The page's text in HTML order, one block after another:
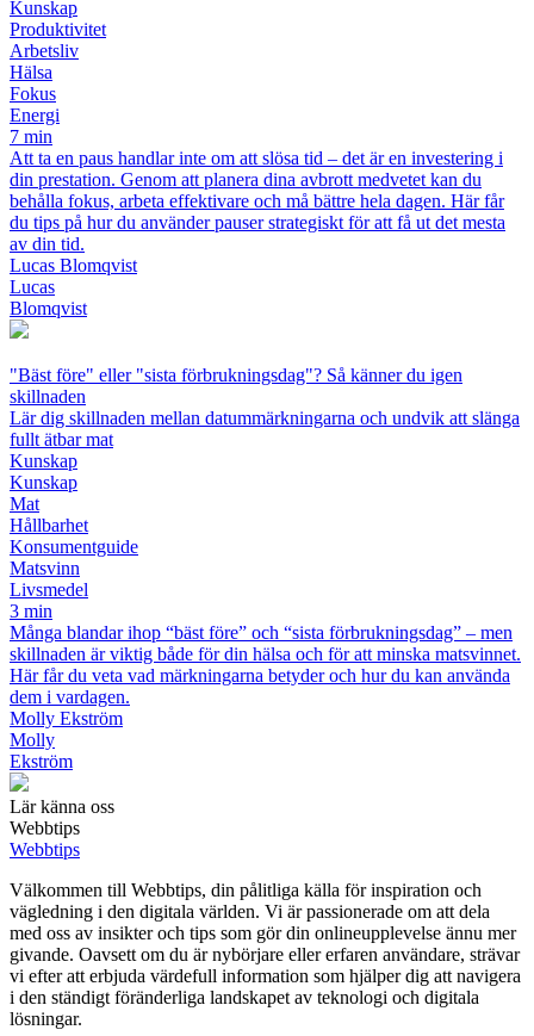
Kunskap
Produktivitet
Arbetsliv
Hälsa
Fokus
Energi
7 min
Att ta en paus handlar inte om att slösa tid – det är en investering i
din prestation. Genom att planera dina avbrott medvetet kan du
behålla fokus, arbeta effektivare och må bättre hela dagen. Här får
du tips på hur du använder pauser strategiskt för att få ut det mesta
av din tid.
Lucas Blomqvist
Lucas
Blomqvist
"Bäst före" eller "sista förbrukningsdag"? Så känner du igen
skillnaden
Lär dig skillnaden mellan datummärkningarna och undvik att slänga
fullt ätbar mat
Kunskap
Kunskap
Mat
Hållbarhet
Konsumentguide
Matsvinn
Livsmedel
3 min
Många blandar ihop “bäst före” och “sista förbrukningsdag” – men
skillnaden är viktig både för din hälsa och för att minska matsvinnet.
Här får du veta vad märkningarna betyder och hur du kan använda
dem i vardagen.
Molly Ekström
Molly
Ekström
Lär känna oss
Webbtips
Webbtips
Välkommen till Webbtips, din pålitliga källa för inspiration och
vägledning i den digitala världen. Vi är passionerade om att dela
med oss av insikter och tips som gör din onlineupplevelse ännu mer
givande. Oavsett om du är nybörjare eller erfaren användare, strävar
vi efter att erbjuda värdefull information som hjälper dig att navigera
i den ständigt föränderliga landskapet av teknologi och digitala
lösningar.